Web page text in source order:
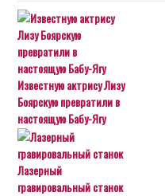
Известную актрису Лизу
Боярскую превратили в
настоящую Бабу-Ягу
Лазерный
гравировальный станок